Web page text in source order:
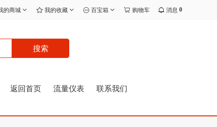
的商城 我的收藏 百宝箱 购物车 消息 0
搜索
返回首页 流量仪表 联系我们